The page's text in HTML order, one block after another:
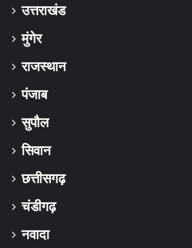
उत्तराखंड
मुंगेर
राजस्थान
पंजाब
सुपौल
सिवान
छत्तीसगढ़
चंडीगढ़
नवादा